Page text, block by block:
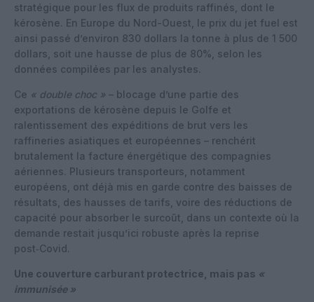
stratégique pour les flux de produits raffinés, dont le
kérosène. En Europe du Nord-Ouest, le prix du jet fuel est
ainsi passé d’environ 830 dollars la tonne à plus de 1 500
dollars, soit une hausse de plus de 80%, selon les
données compilées par les analystes.
Ce « double choc » – blocage d’une partie des
exportations de kérosène depuis le Golfe et
ralentissement des expéditions de brut vers les
raffineries asiatiques et européennes – renchérit
brutalement la facture énergétique des compagnies
aériennes. Plusieurs transporteurs, notamment
européens, ont déjà mis en garde contre des baisses de
résultats, des hausses de tarifs, voire des réductions de
capacité pour absorber le surcoût, dans un contexte où la
demande restait jusqu’ici robuste après la reprise
post‑Covid.
Une couverture carburant protectrice, mais pas «
immunisée »